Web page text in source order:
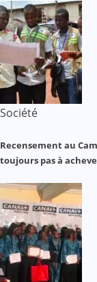
Société
Recensement au
toujours pas à